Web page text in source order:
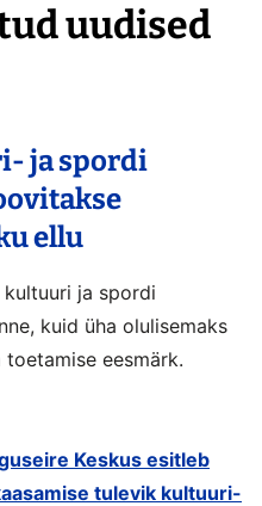
uudised
ja spordi
ellu
ja spordi
kuid üha olulisemaks
eesmärk.
Keskus esitleb
tulevik kultuuri-